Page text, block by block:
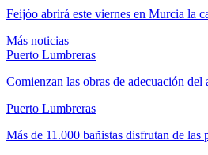
Feijóo abrirá este viernes en Murcia la
Más noticias
Puerto Lumbreras
Comienzan las obras de adecuación
Puerto Lumbreras
Más de 11.000 bañistas disfrutan de